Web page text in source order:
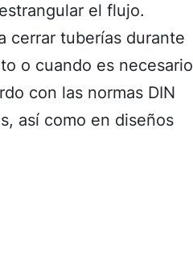
el flujo.
cerrar tuberías durante
o cuando es necesario
con las normas DIN
así como en diseños